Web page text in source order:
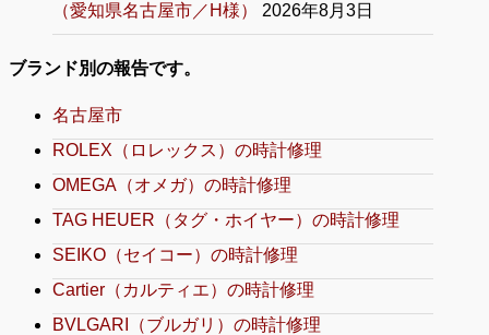
（愛知県名古屋市／H様）
2026年8月3日
ブランド別の報告です。
名古屋市
ROLEX（ロレックス）の時計修理
OMEGA（オメガ）の時計修理
TAG HEUER（タグ・ホイヤー）の時計修理
SEIKO（セイコー）の時計修理
Cartier（カルティエ）の時計修理
BVLGARI（ブルガリ）の時計修理